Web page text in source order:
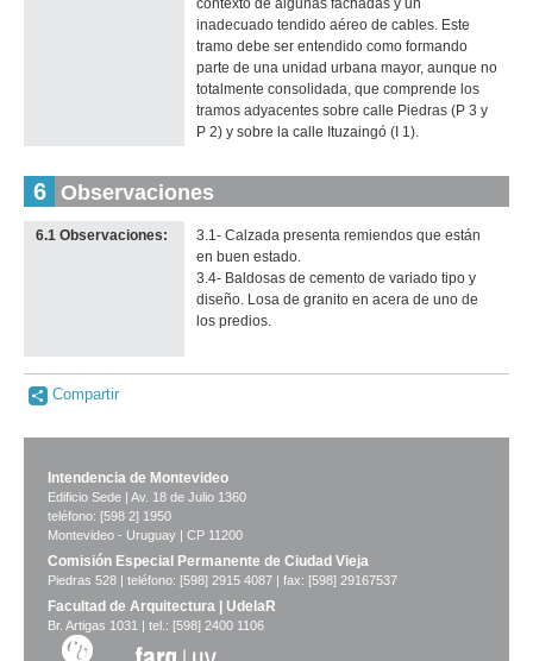
contexto de algunas fachadas y un
inadecuado tendido aéreo de cables. Este
tramo debe ser entendido como formando
parte de una unidad urbana mayor, aunque no
totalmente consolidada, que comprende los
tramos adyacentes sobre calle Piedras (P 3 y
P 2) y sobre la calle Ituzaingó (I 1).
6 Observaciones
6.1 Observaciones:
3.1- Calzada presenta remiendos que están
en buen estado.
3.4- Baldosas de cemento de variado tipo y
diseño. Losa de granito en acera de uno de
los predios.
Compartir
Intendencia de Montevideo
Edificio Sede | Av. 18 de Julio 1360
teléfono: [598 2] 1950
Montevideo - Uruguay | CP 11200
Comisión Especial Permanente de Ciudad Vieja
Piedras 528 | teléfono: [598] 2915 4087 | fax: [598] 29167537
Facultad de Arquitectura | UdelaR
Br. Artigas 1031 | tel.: [598] 2400 1106